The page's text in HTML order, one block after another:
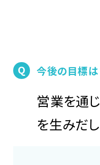
Q 今後の目標は
営業を通
を生みだ